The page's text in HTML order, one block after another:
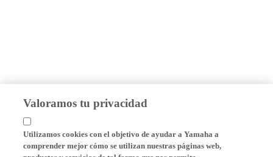
Valoramos tu privacidad
Utilizamos cookies con el objetivo de ayudar a Yamaha a
comprender mejor cómo se utilizan nuestras páginas web,
productos y servicios de tal forma que nos permita